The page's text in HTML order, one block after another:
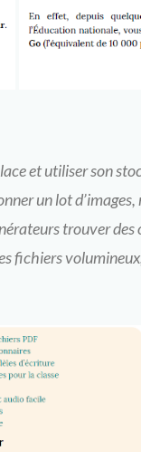
et utiliser son
un lot
trouver
fichiers